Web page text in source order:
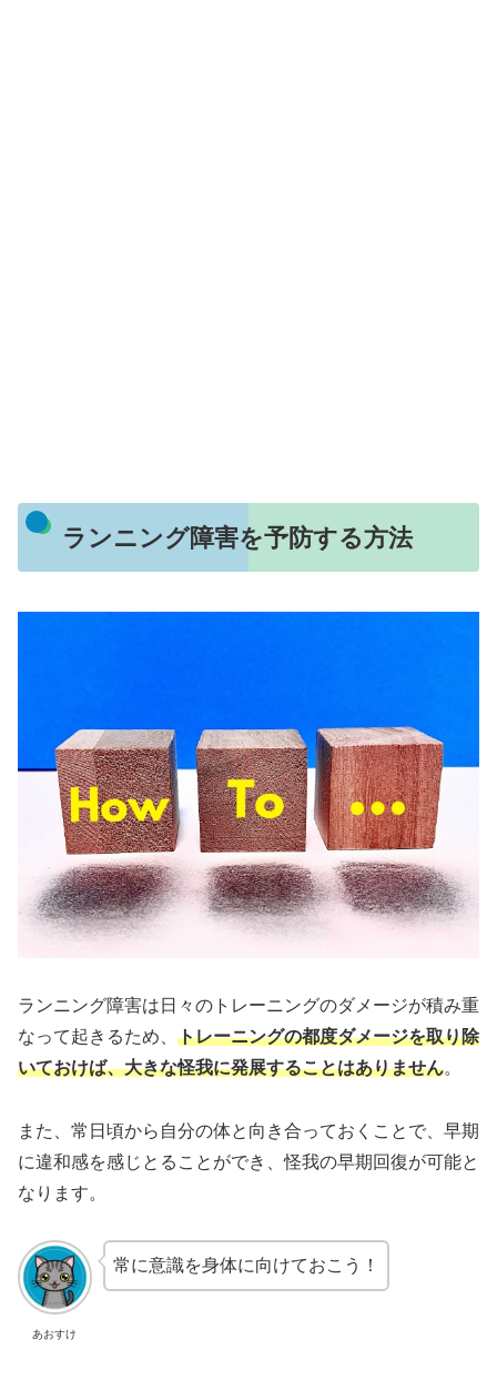
ランニング障害を予防する方法
ランニング障害は日々のトレーニングのダメージが積み重
なって起きるため、 トレーニングの都度ダメージを取り除
いておけば、大きな怪我に発展することはありません。
また、常日頃から自分の体と向き合っておくことで、早期
に違和感を感じとることができ、怪我の早期回復が可能と
なります。
あおすけ
常に意識を身体に向けておこう！